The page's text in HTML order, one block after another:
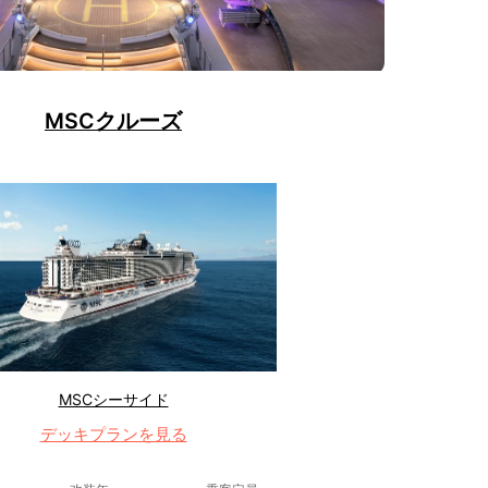
MSCクルーズ
MSCシーサイド
デッキプランを見る